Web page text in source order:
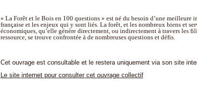
« La Forêt et le Bois en 100 questions » est né du besoin d’une meilleure
française et les enjeux qui y sont liés. La forêt, et les nombreux biens et
économiques, qu’elle génère directement, ou indirectement à travers les
ressource, se trouve confrontée à de nombreuses questions et défis.
Cet ouvrage est consultable et le restera uniquement via son site
Le site internet pour consulter cet ouvrage collectif